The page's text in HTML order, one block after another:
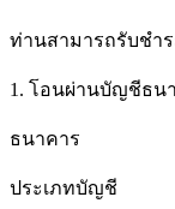
ท่านสามารถรับชำร
1. โอนผ่านบัญชีธน
ธนาคาร
ประเภทบัญชี